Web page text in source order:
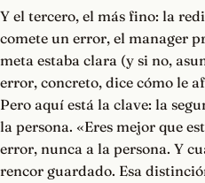
Y el tercero, el más fino: la
comete un error, el manager
meta estaba clara (y si no,
error, concreto, dice cómo le
Pero aquí está la clave: la
la persona. «Eres mejor que
error, nunca a la persona. Y
rencor guardado. Esa